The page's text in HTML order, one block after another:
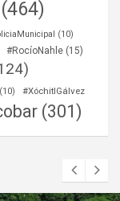
(464)
(10)
#RocíoNahle (15)
(10) #XóchitlGálvez
(301)